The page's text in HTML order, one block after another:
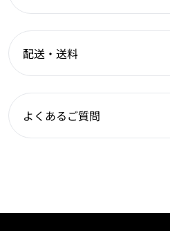
配送・送料
よくあるご質問